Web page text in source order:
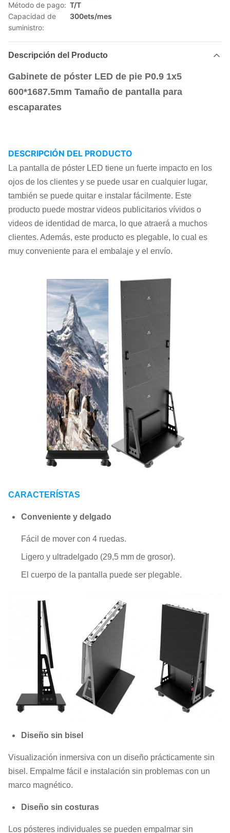
Método de pago: T/T
Capacidad de
suministro:
300ets/mes
Descripción del Producto
Gabinete de póster LED de pie P0.9 1x5
600*1687.5mm Tamaño de pantalla para
escaparates
DESCRIPCIÓN DEL PRODUCTO
La pantalla de póster LED tiene un fuerte impacto en los
ojos de los clientes y se puede usar en cualquier lugar,
también se puede quitar e instalar fácilmente. Este
producto puede mostrar videos publicitarios vívidos o
videos de identidad de marca, lo que atraerá a muchos
clientes. Además, este producto es plegable, lo cual es
muy conveniente para el embalaje y el envío.
CARACTERÍSTAS
Conveniente y delgado
Fácil de mover con 4 ruedas.
Ligero y ultradelgado (29,5 mm de grosor).
El cuerpo de la pantalla puede ser plegable.
Diseño sin bisel
Visualización inmersiva con un diseño prácticamente sin
bisel. Empalme fácil e instalación sin problemas con un
marco magnético.
Diseño sin costuras
Los pósteres individuales se pueden empalmar sin